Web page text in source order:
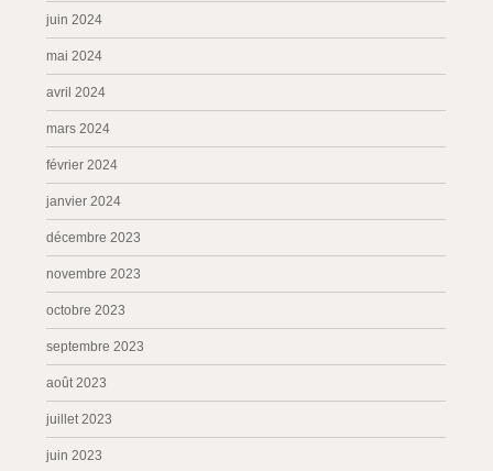
juin 2024
mai 2024
avril 2024
mars 2024
février 2024
janvier 2024
décembre 2023
novembre 2023
octobre 2023
septembre 2023
août 2023
juillet 2023
juin 2023